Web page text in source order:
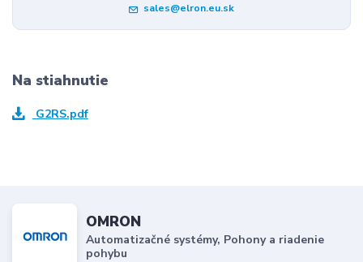
sales@elron.eu.sk
Na stiahnutie
G2RS.pdf
OMRON
Automatizačné systémy, Pohony a riadenie
pohybu